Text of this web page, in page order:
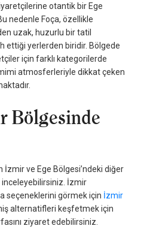
otantik bir Ege
nedenle Foça, özellikle
uzak, huzurlu bir tatil
ettiği yerlerden biridir. Bölgede
için farklı kategorilerde
atmosferleriyle dikkat çeken
Bölgesinde
İzmir ve Ege Bölgesi’ndeki diğer
inceleyebilirsiniz. İzmir
seçeneklerini görmek için İzmir
alternatifleri keşfetmek için
ziyaret edebilirsiniz.